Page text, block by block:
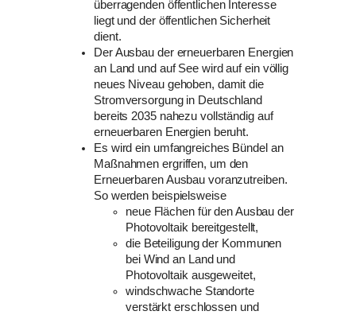
überragenden öffentlichen Interesse
liegt und der öffentlichen Sicherheit
dient.
Der Ausbau der erneuerbaren Energien
an Land und auf See wird auf ein völlig
neues Niveau gehoben, damit die
Stromversorgung in Deutschland
bereits 2035 nahezu vollständig auf
erneuerbaren Energien beruht.
Es wird ein umfangreiches Bündel an
Maßnahmen ergriffen, um den
Erneuerbaren Ausbau voranzutreiben.
So werden beispielsweise
neue Flächen für den Ausbau der
Photovoltaik bereitgestellt,
die Beteiligung der Kommunen
bei Wind an Land und
Photovoltaik ausgeweitet,
windschwache Standorte
verstärkt erschlossen und